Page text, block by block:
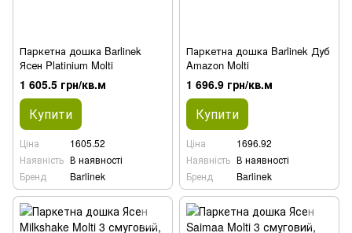
Паркетна дошка Barlinek
Ясен Platinium Molti
1 605.5 грн/кв.м
Купити
Ціна
1605.52
Наявність В наявності
Бренд
Barlinek
Паркетна дошка Barlinek Дуб
Amazon Molti
1 696.9 грн/кв.м
Купити
Ціна
1696.92
Наявність В наявності
Бренд
Barlinek